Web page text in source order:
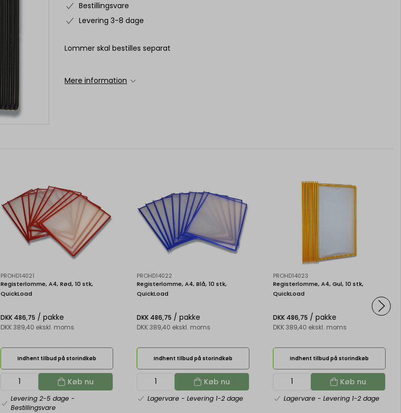
Bestillingsvare
Levering 3-8 dage
Lommer skal bestilles separat
Mere information
PROHD14021
Registerlomme, A4, Rød, 10 stk,
QuickLoad
DKK 486,75 / pakke
DKK 389,40 ekskl. moms
Indhent tilbud på storindkøb
Køb nu
Levering 2-5 dage-
Bestillingsvare
PROHD14022
Registerlomme, A4, Blå, 10 stk,
QuickLoad
DKK 486,75 / pakke
DKK 389,40 ekskl. moms
Indhent tilbud på storindkøb
Køb nu
Lagervare - Levering 1-2 dage
PROHD14023
Registerlomme, A4, Gul, 10 stk,
QuickLoad
DKK 486,75 / pakke
DKK 389,40 ekskl. moms
Indhent tilbud på storindkøb
Køb nu
Lagervare - Levering 1-2 dage